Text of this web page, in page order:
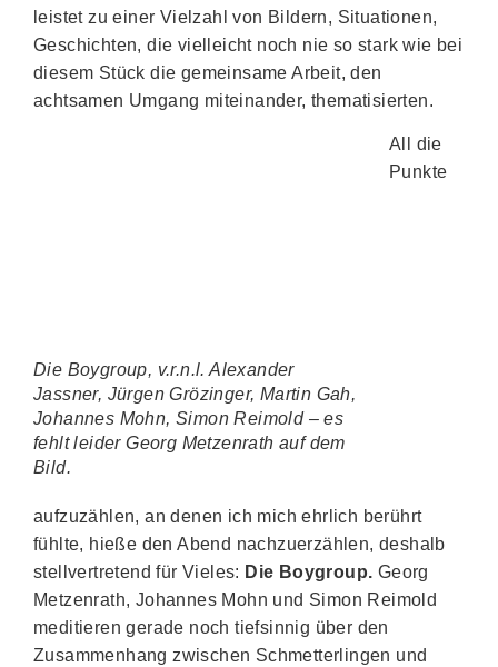
leistet zu einer Vielzahl von Bildern, Situationen,
Geschichten, die vielleicht noch nie so stark wie bei
diesem Stück die gemeinsame Arbeit, den
achtsamen Umgang miteinander, thematisierten.
Die Boygroup, v.r.n.l. Alexander
Jassner, Jürgen Grözinger, Martin Gah,
Johannes Mohn, Simon Reimold – es
fehlt leider Georg Metzenrath auf dem
Bild.
All die
Punkte
aufzuzählen, an denen ich mich ehrlich berührt
fühlte, hieße den Abend nachzuerzählen, deshalb
stellvertretend für Vieles: Die Boygroup. Georg
Metzenrath, Johannes Mohn und Simon Reimold
meditieren gerade noch tiefsinnig über den
Zusammenhang zwischen Schmetterlingen und